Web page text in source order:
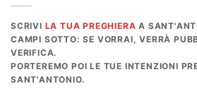
SCRIVI LA TUA PREGHIERAA
CAMPI SOTTO: SE VORRAI, VERRÀ
VERIFICA.
PORTEREMO POI LE TUE INTENZIONI
SANT'ANTONIO.